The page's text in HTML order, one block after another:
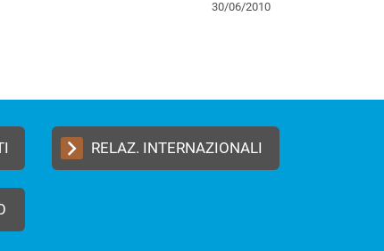
30/06/2010
RELAZ. INTERNAZIONALI